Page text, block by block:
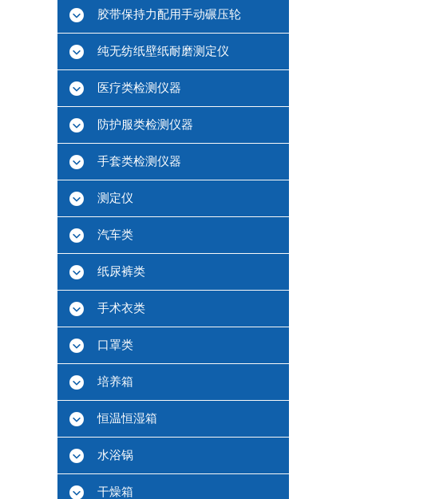
胶带保持力配用手动碾压轮
纯无纺纸壁纸耐磨测定仪
医疗类检测仪器
防护服类检测仪器
手套类检测仪器
测定仪
汽车类
纸尿裤类
手术衣类
口罩类
培养箱
恒温恒湿箱
水浴锅
干燥箱